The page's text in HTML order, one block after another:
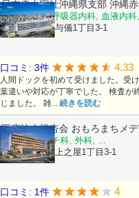
日本赤十字社沖縄県支部 沖縄
循環器内科, 呼吸器内科, 血液内
沖縄県那覇市与儀1丁目3-1
口コミ: 3件 4.33
人間ドックを初めて受けました。受
葉遣いや対応が丁寧でした。 検査が
じました。 雑... 続きを読む
医療法人祥杏会 おもろまちメ
内科, リウマチ科, 外科, ...
沖縄県那覇市上之屋1丁目3-1
口コミ: 1件 4